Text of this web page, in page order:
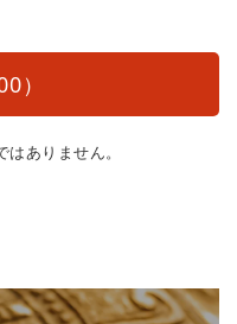
）
ありません。